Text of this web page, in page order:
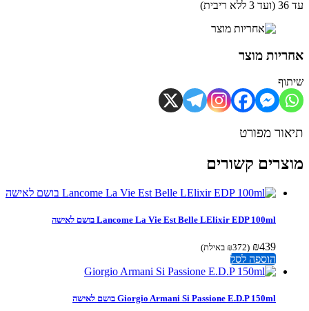
מוצר
מפורט
קשורים
Lancome La Vie Est Belle LElixir EDP 100ml בושם לאישה
₪
(
₪ 372 באילת)
הוספה לסל
Giorgio Armani Si Passione E.D.P 150ml בושם לאישה